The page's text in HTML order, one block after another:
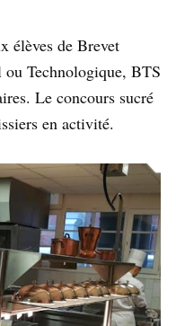
élèves de Brevet
ou Technologique, BTS
Le concours sucré
en activité.